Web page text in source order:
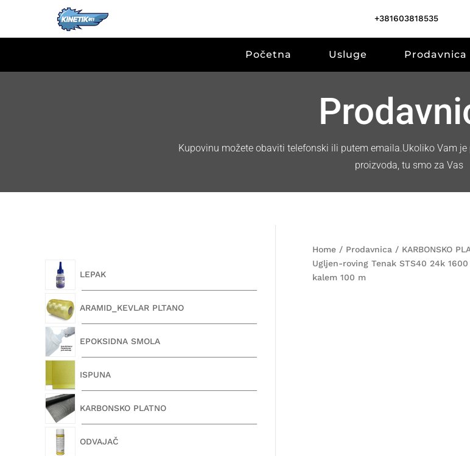
+381603818535
Početna Usluge Prodavnica
Kupovinu možete obaviti telefonski ili putem emaila.Ukoliko Vam
proizvoda, tu smo za Vas
LEPAK
ARAMID_KEVLAR PLTANO
EPOKSIDNA SMOLA
ISPUNA
KARBONSKO PLATNO
ODVAJAČ
Home/ Prodavnica/ KARBONSKO
Ugljen-roving Tenak STS40 24k
kalem 100 m